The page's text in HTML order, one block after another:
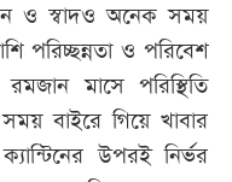
ও স্বাদও অনেক সময়
পরিচ্ছন্নতা ও পরিবেশ
মাসে পরিস্থিতি
বাইরে গিয়ে খাবার
উপরই নির্ভর